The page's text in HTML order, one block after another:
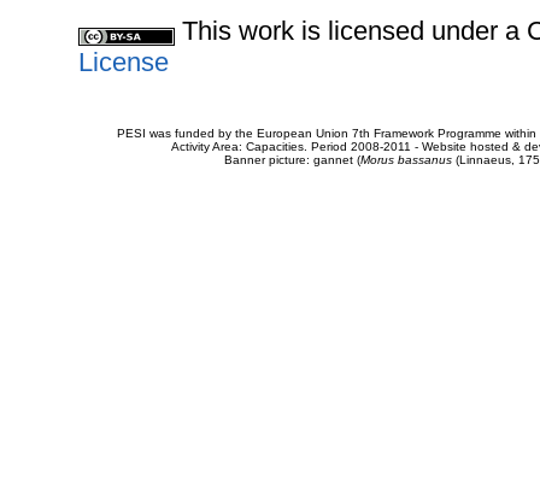
This work is licensed under a
License
PESI was funded by the European Union 7th Framework Programme
Activity Area: Capacities. Period 2008-2011 - Website hosted &
Banner picture: gannet (Morus bassanus(Linnaeus,